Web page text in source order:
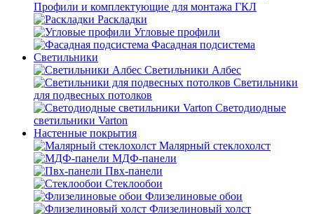
Профили и комплектующие для монтажа ГКЛ
Раскладки
Угловые профили
Фасадная подсистема
Светильники
Светильники Албес
Светильники
для подвесных потолков
Светодиодные
светильники Varton
Настенные покрытия
Малярный стеклохолст
МДФ-панели
Пвх-панели
Стеклообои
Флизелиновые обои
Флизелиновый холст